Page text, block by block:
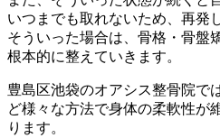
いつまでも取れないため、再発
そういった場合は、骨格・骨盤
根本的に整えていきます。
豊島区池袋のオアシス整骨院で
ど様々な方法で身体の柔軟性が
ります。